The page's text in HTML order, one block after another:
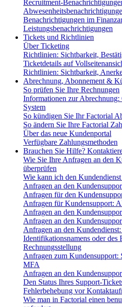
Recruitment-
Benachrichtigungen im
Leistungsbenachrichtigungen
Tickets und Richtlinien
Über Ticketing
Richtlinien: Sichtbarkeit,
Ticketdetails auf
Richtlinien: Sichtbarkeit,
Abrechnung, Abonnement &
So prüfen Sie Ihre Rechnungen
Informationen zur
System
So kündigen Sie Ihr Factorial
So ändern Sie Ihre Factorial
Über das neue Kundenportal
Verfügbare Zahlungsmethoden
Brauchen Sie Hilfe?
Wie Sie Ihre Anfragen an den
überprüfen
Wie kann ich den
Anfragen an den
Anfragen für den
Anfragen für Kundensupport:
Anfragen an den
Anfragen an den
Anfragen an den
Identifikationsnamens oder des
Rechnungsstellung
Anfragen zum Kundensupport:
MFA
Anfragen an den
Den Status Ihres Support-
Fehlerbehebung vor
Wie man in Factorial einen